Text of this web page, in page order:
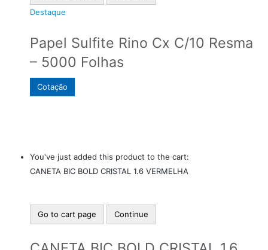
Destaque
Papel Sulfite Rino Cx C/10 Resma
– 5000 Folhas
Cotação
You've just added this product to the cart:
CANETA BIC BOLD CRISTAL 1.6 VERMELHA
Go to cart page Continue